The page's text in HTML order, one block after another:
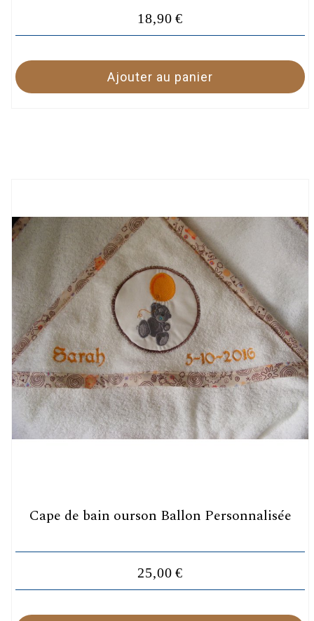
18,90 €
Ajouter au panier
Cape de bain ourson Ballon Personnalisée
25,00 €